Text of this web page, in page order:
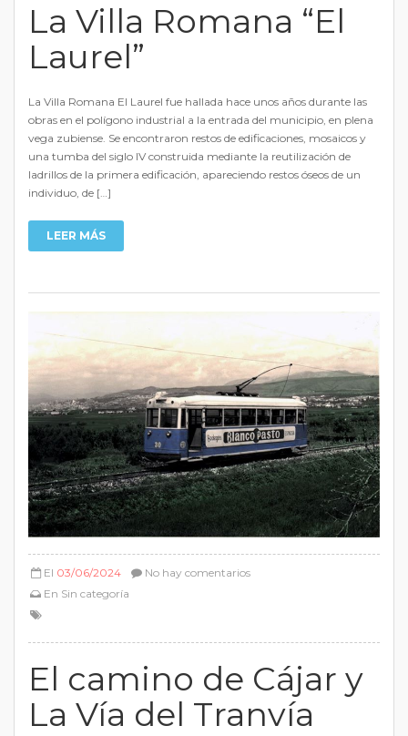
La Villa Romana “El
Laurel”
La Villa Romana El Laurel fue hallada hace unos años durante las
obras en el polígono industrial a la entrada del municipio, en plena
vega zubiense. Se encontraron restos de edificaciones, mosaicos y
una tumba del siglo IV construida mediante la reutilización de
ladrillos de la primera edificación, apareciendo restos óseos de un
individuo, de […]
LEER MÁS
El 03/06/2024
En Sin categoría
No hay comentarios
El camino de Cájar y
La Vía del Tranvía